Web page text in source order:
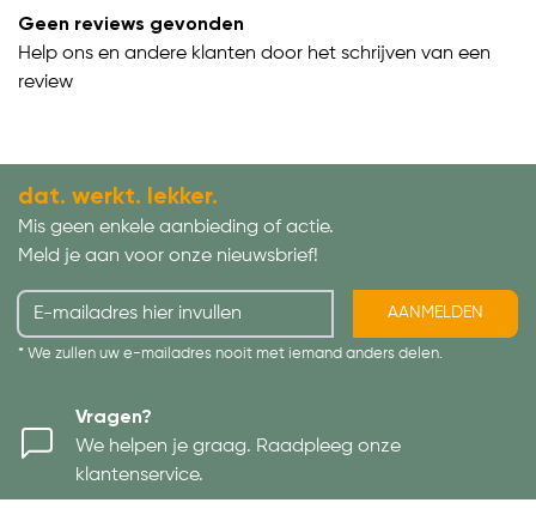
Geen reviews gevonden
Help ons en andere klanten door het schrijven van een
review
dat. werkt. lekker.
Mis geen enkele aanbieding of actie.
Meld je aan voor onze nieuwsbrief!
AANMELDEN
* We zullen uw e-mailadres nooit met iemand anders delen.
Vragen?
We helpen je graag. Raadpleeg onze
klantenservice.